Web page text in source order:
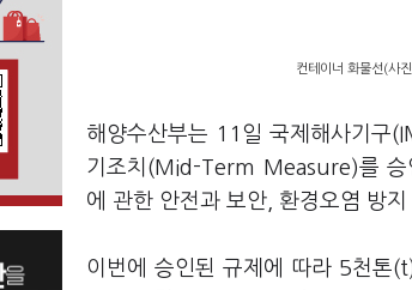
컨테이너 화물선(사
해양수산부는 11일 국제해사기구
기조치(Mid-Term Measure)를 승
에 관한 안전과 보안, 환경오염 방
이번에 승인된 규제에 따라 5천톤